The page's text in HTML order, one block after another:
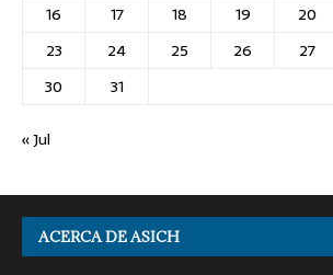
16
17 18 19 20
23
24 25 26 27
30
31
« Jul
ACERCA DE ASICH